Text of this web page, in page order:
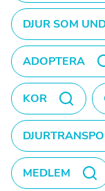
DJUR SOM
ADOPTERA
KOR
MEDLEM